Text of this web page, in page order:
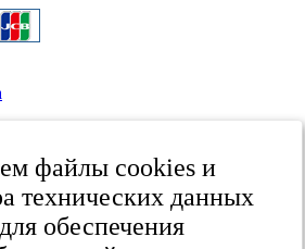
файлы cookies и
технических данных
обеспечения